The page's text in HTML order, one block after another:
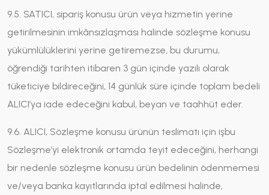
9.5. SATICI, sipariş konusu ürün veya hizmetin yerine
getirilmesinin imkânsızlaşması halinde sözleşme konusu
yükümlülüklerini yerine getiremezse, bu durumu,
öğrendiği tarihten itibaren 3 gün içinde yazılı olarak
tüketiciye bildireceğini, 14 günlük süre içinde toplam bedeli
ALICI’ya iade edeceğini kabul, beyan ve taahhüt eder.
9.6. ALICI, Sözleşme konusu ürünün teslimatı için işbu
Sözleşme’yi elektronik ortamda teyit edeceğini, herhangi
bir nedenle sözleşme konusu ürün bedelinin ödenmemesi
ve/veya banka kayıtlarında iptal edilmesi halinde,